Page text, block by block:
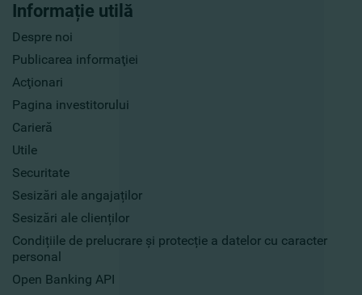
Informație utilă
Despre noi
Publicarea informaţiei
Acţionari
Pagina investitorului
Carieră
Utile
Securitate
Sesizări ale angajaților
Sesizări ale clienților
Condițiile de prelucrare și protecție a datelor cu caracter
personal
Open Banking API